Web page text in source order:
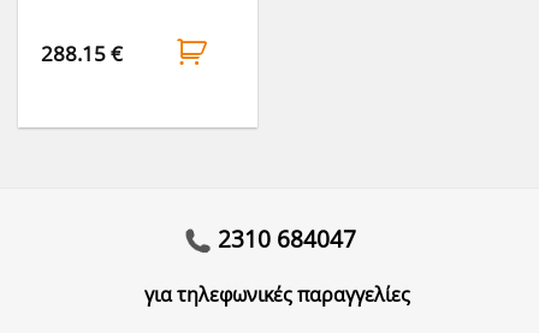
288.15€
2310 684047
για τηλεφωνικές παραγγελίες